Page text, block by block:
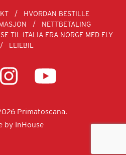
HVORDAN BESTILLE
NETTBETALING
TIL ITALIA FRA NORGE MED FLY
LEIEBIL
Primatoscana.
by InHouse